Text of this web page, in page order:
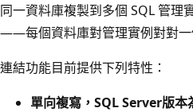
同一資料庫複製到多個 SQL 管理
——每個資料庫對管理實例對對一
連結功能目前提供下列特性：
單向複寫，SQL Server版